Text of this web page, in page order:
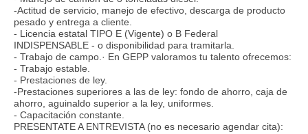
-Actitud de servicio, manejo de efectivo, descarga de producto
pesado y entrega a cliente.
- Licencia estatal TIPO E (Vigente) o B Federal
INDISPENSABLE - o disponibilidad para tramitarla.
- Trabajo de campo.· En GEPP valoramos tu talento ofrecemos:
- Trabajo estable.
- Prestaciones de ley.
-Prestaciones superiores a las de ley: fondo de ahorro, caja de
ahorro, aguinaldo superior a la ley, uniformes.
- Capacitación constante.
PRESENTATE A ENTREVISTA (no es necesario agendar cita):